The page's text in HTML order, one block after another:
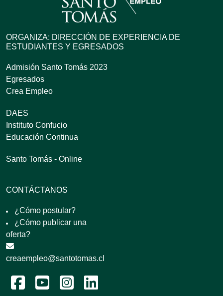
ORGANIZA: DIRECCIÓN DE EXPERIENCIA DE
ESTUDIANTES Y EGRESADOS
Admisión Santo Tomás 2023
Egresados
Crea Empleo
DAES
Instituto Confucio
Educación Continua
Santo Tomás - Online
CONTÁCTANOS
¿Cómo postular?
¿Cómo publicar una
oferta?
creaempleo@santotomas.cl